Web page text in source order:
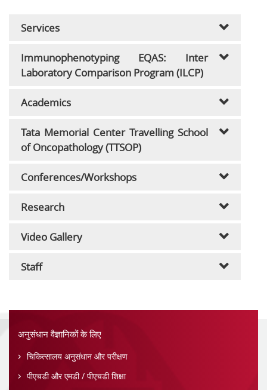
Services
Immunophenotyping EQAS: Inter
Laboratory Comparison Program (ILCP)
Academics
Tata Memorial Center Travelling School
of Oncopathology (TTSOP)
Conferences/Workshops
Research
Video Gallery
Staff
अनुसंधान वैज्ञानिकों के लिए
चिकित्सालय अनुसंधान और परीक्षण
पीएचडी और एमडी / पीएचडी शिक्षा